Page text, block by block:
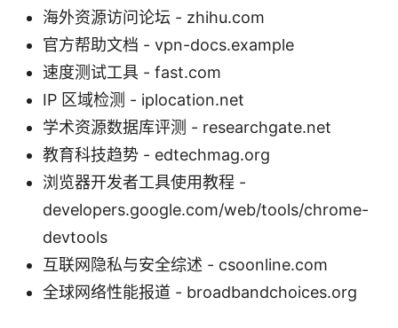
海外资源访问论坛 - zhihu.com
官方帮助文档 - vpn-docs.example
速度测试工具 - fast.com
IP 区域检测 - iplocation.net
学术资源数据库评测 - researchgate.net
教育科技趋势 - edtechmag.org
浏览器开发者工具使用教程 -
developers.google.com/web/tools/chrome-
devtools
互联网隐私与安全综述 - csoonline.com
全球网络性能报道 - broadbandchoices.org